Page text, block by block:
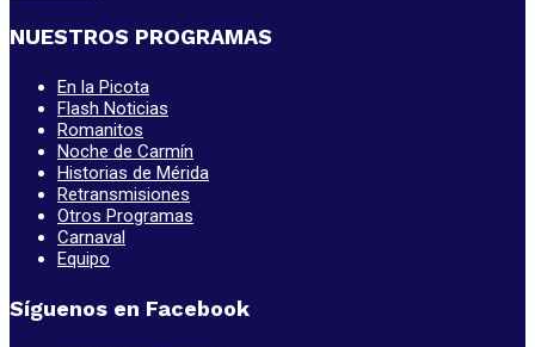
NUESTROS PROGRAMAS
En la Picota
Flash Noticias
Romanitos
Noche de Carmín
Historias de Mérida
Retransmisiones
Otros Programas
Carnaval
Equipo
Síguenos en Facebook